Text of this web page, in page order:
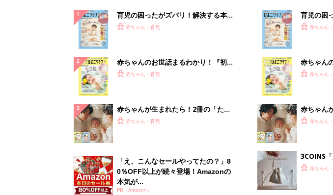
育児の困ったがズバリ！解決する本
『ひよこクラブ 秋号』 4カ月～2才
赤ちゃん・育児
赤ちゃんのお世話まるわかり！『初め
てのひよこクラブ 夏号』〈巻頭大特
赤ちゃん・育児
赤ちゃんが生まれたら！2冊の「たま
ひよ」
赤ちゃん・育児
「え、こんなセールやってたの？」8
0％OFF以上が続々登場！Amazonの
本気が...
PR（Amazon）
育児の困
『ひよこ
赤ちゃん
赤ちゃん
てのひよ
赤ちゃん
赤ちゃん
ひよ」
赤ちゃん
3COINS
可愛すぎ
赤ちゃん